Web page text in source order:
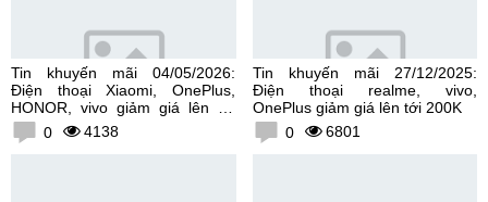
Tin khuyến mãi 04/05/2026:
Điện thoại Xiaomi, OnePlus,
HONOR, vivo giảm giá lên tới
300K0 4138
Tin khuyến mãi 27/12/2025:
Điện thoại realme, vivo,
OnePlus giảm giá lên tới 200K
0
6801